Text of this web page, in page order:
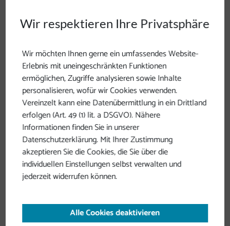
Vorarlberg
Wir respektieren Ihre Privatsphäre
Wir möchten Ihnen gerne ein umfassendes Website-
Erlebnis mit uneingeschränkten Funktionen
ermöglichen, Zugriffe analysieren sowie Inhalte
personalisieren, wofür wir Cookies verwenden.
Vereinzelt kann eine Datenübermittlung in ein Drittland
erfolgen (Art. 49 (1) lit. a DSGVO). Nähere
Informationen finden Sie in unserer
Datenschutzerklärung. Mit Ihrer Zustimmung
akzeptieren Sie die Cookies, die Sie über die
individuellen Einstellungen selbst verwalten und
jederzeit widerrufen können.
Alle Cookies deaktivieren